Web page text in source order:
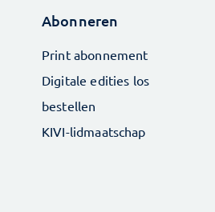
Abonneren
Print abonnement
Digitale edities los
bestellen
KIVI-lidmaatschap